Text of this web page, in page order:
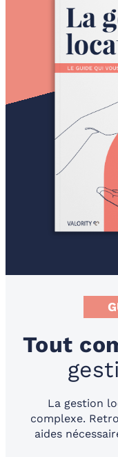
Tout
La gestion
complexe.
aides